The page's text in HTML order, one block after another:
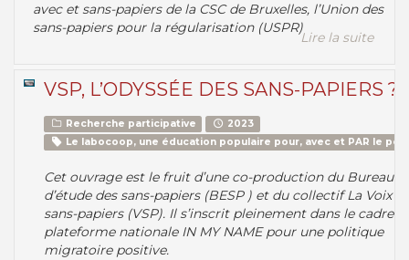
avec et sans-papiers de la CSC de Bruxelles, l’Union des
sans-papiers pour la régularisation (USPR)
Lire la suite
VSP, L’ODYSSÉE DES SANS-PAPIERS ?
Recherche participative
2023
Le labocoop, une éducation populaire pour, avec et PAR le
Cet ouvrage est le fruit d’une co-production du Bureau
d’étude des sans-papiers (BESP ) et du collectif La Voix
sans-papiers (VSP). Il s’inscrit pleinement dans le cadre
plateforme nationale IN MY NAME pour une politique
migratoire positive.